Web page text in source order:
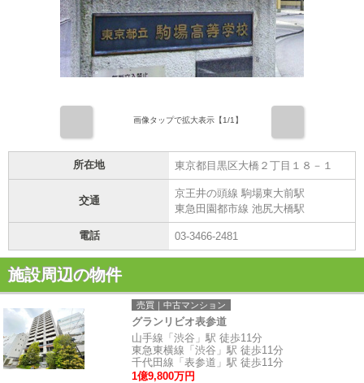
画像タップで拡大表示【1/1】
所在地 東京都目黒区大橋２丁目１８－１
交通
京王井の頭線 駒場東大前駅
東急田園都市線 池尻大橋駅
電話 03-3466-2481
施設周辺の物件
売買｜中古マンション
グランリビオ表参道
山手線「渋谷」駅 徒歩11分
東急東横線「渋谷」駅 徒歩11分
千代田線「表参道」駅 徒歩11分
1億9,800万円